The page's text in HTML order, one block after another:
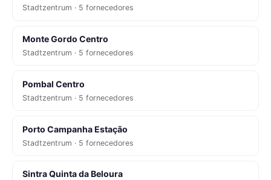
Stadtzentrum · 5 fornecedores
Monte Gordo Centro
Stadtzentrum · 5 fornecedores
Pombal Centro
Stadtzentrum · 5 fornecedores
Porto Campanha Estação
Stadtzentrum · 5 fornecedores
Sintra Quinta da Beloura